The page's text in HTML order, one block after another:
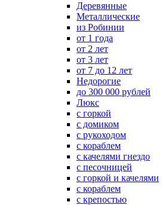
Деревянные
Металлические
из Робинии
от 1 года
от 2 лет
от 3 лет
от 7 до 12 лет
Недорогие
до 300 000 рублей
Люкс
с горкой
с домиком
с рукоходом
с кораблем
с качелями гнездо
с песочницей
с горкой и качелями
с кораблем
с крепостью